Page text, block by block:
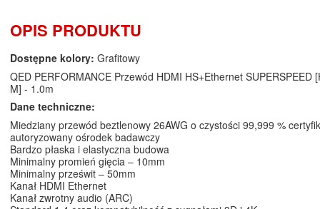
OPIS PRODUKTU
Dostępne kolory: Grafitowy
QED PERFORMANCE Przewód HDMI HS+Ethernet SUPERSPEED
M] - 1.0m
Dane techniczne:
Miedziany przewód beztlenowy 26AWG o czystości 99,999 %
autoryzowany ośrodek badawczy
Bardzo płaska i elastyczna budowa
Minimalny promień gięcia – 10mm
Minimalny prześwit – 50mm
Kanał HDMI Ethernet
Kanał zwrotny audio (ARC)